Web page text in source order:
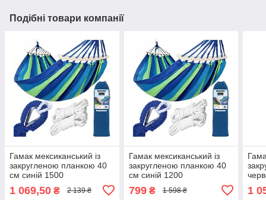
Подібні товари компанії
Гамак мексиканський із
закругленою планкою 40
см синій 1500
1 069,50 ₴ 2 139 ₴
Гамак мексиканський із
закругленою планкою 40
см синій 1200
799₴ 1 598 ₴ 1